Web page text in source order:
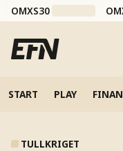
OMXS30
START PLAY
TULLKRIGET